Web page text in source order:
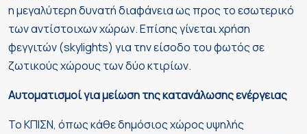
η μεγαλύτερη δυνατή διαφάνεια ως προς το εσωτερικό
των αντίστοιχων χώρων. Επίσης γίνεται χρήση
φεγγιτών (skylights) για την είσοδο του φωτός σε
ζωτικούς χώρους των δύο κτιρίων.
Αυτοματισμοί για μείωση της κατανάλωσης ενέργειας
Το ΚΠΙΣΝ, όπως κάθε δημόσιος χώρος υψηλής